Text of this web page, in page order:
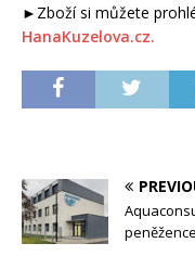
►Zboží si můžete
HanaKuzelova.cz.
peněžence